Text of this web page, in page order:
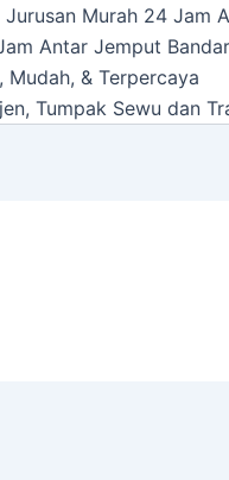
Murah 24 Jam
Antar Jemput
Mudah, & Terpercaya
Tumpak Sewu dan